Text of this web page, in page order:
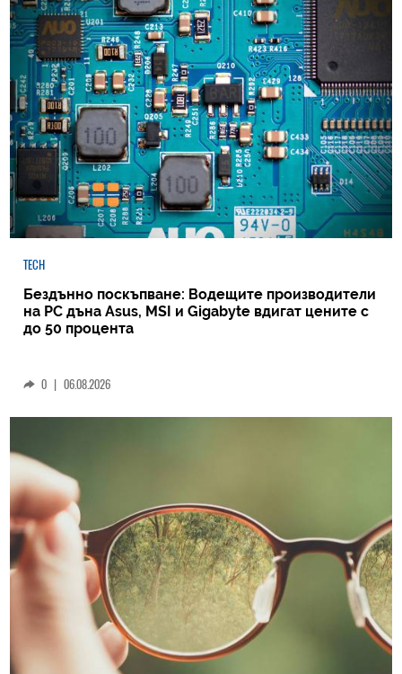
TECH
Бездънно поскъпване: Водещите производители
на РС дъна Asus, MSI и Gigabyte вдигат цените с
до 50 процента
0 | 06.08.2026